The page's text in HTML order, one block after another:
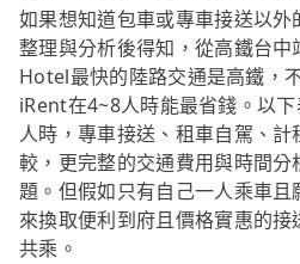
如果想知道包車或專車接送以
整理與分析後得知，從高鐵台
Hotel最快的陸路交通是高鐵，
iRent在4~8人時能最省錢。以
人時，專車接送、租車自駕、
較，更完整的交通費用與時間
題。但假如只有自己一人乘車且
來換取便利到府且價格實惠的
共乘。